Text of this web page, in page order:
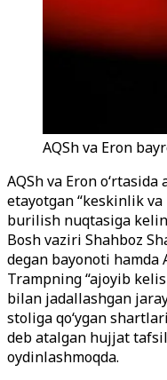
AQSh va Eron
AQSh va Eron
etayotgan “keskinlik
burilish nuqtasiga
Bosh vaziri Shahboz
degan bayonoti hamda
Trampning “ajoyib
bilan jadallashgan
stoliga qo‘ygan
deb atalgan hujjat
oydinlashmoqda.